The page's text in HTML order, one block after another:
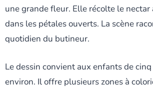
une grande fleur. Elle récolte le nectar
dans les pétales ouverts. La scène
quotidien du butineur.
Le dessin convient aux enfants de
environ. Il offre plusieurs zones à